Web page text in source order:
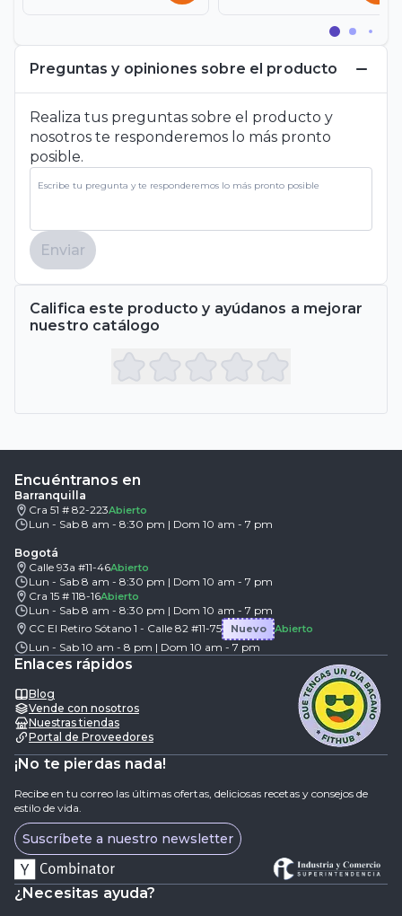
Preguntas y opiniones sobre el producto
Realiza tus preguntas sobre el producto y
nosotros te responderemos lo más pronto
posible.
Enviar
Califica este producto y ayúdanos a mejorar
nuestro catálogo
Encuéntranos en
Barranquilla
Cra 51 # 82-223Abierto
Lun - Sab 8 am - 8:30 pm | Dom 10 am - 7 pm
Bogotá
Calle 93a #11-46Abierto
Lun - Sab 8 am - 8:30 pm | Dom 10 am - 7 pm
Cra 15 # 118-16Abierto
Lun - Sab 8 am - 8:30 pm | Dom 10 am - 7 pm
CC El Retiro Sótano 1 - Calle 82 #11-75
Nuevo Abierto
Lun - Sab 10 am - 8 pm | Dom 10 am - 7 pm
Enlaces rápidos
Blog
Vende con nosotros
Nuestras tiendas
Portal de Proveedores
¡No te pierdas nada!
Recibe en tu correo las últimas ofertas, deliciosas recetas y consejos de
estilo de vida.
Suscríbete a nuestro newsletter
¿Necesitas ayuda?